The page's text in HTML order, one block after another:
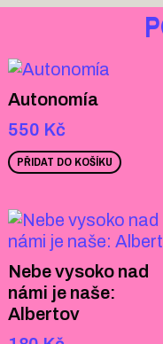
Autonomía
550 Kč
PŘIDAT DO KOŠÍKU
Nebe vysoko nad
námi je naše:
Albertov